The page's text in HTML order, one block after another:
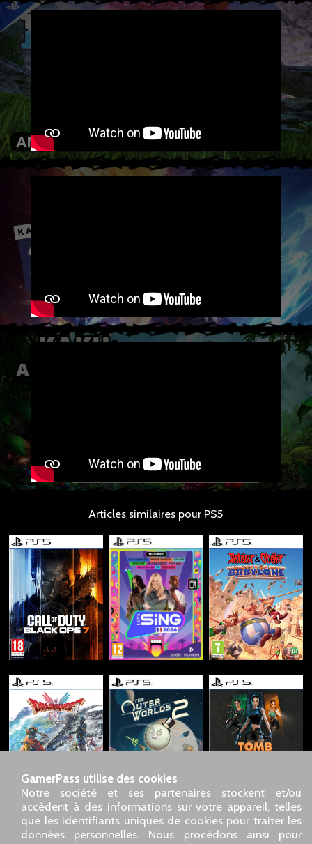
Articles similaires pour PS5
GamerPass utilise des cookies
Notre société et ses partenaires stockent et/ou
accèdent à des informations sur votre appareil, telles
que les identifiants uniques de cookies pour traiter les
données personnelles. Nous procédons ainsi pour